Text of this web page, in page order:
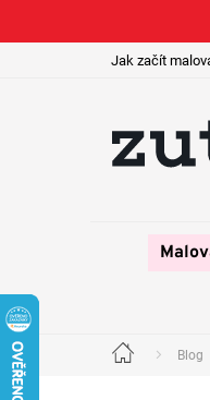
Jak začít
Domů Blog